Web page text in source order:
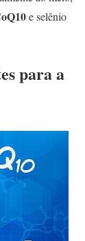
e selênio
para a